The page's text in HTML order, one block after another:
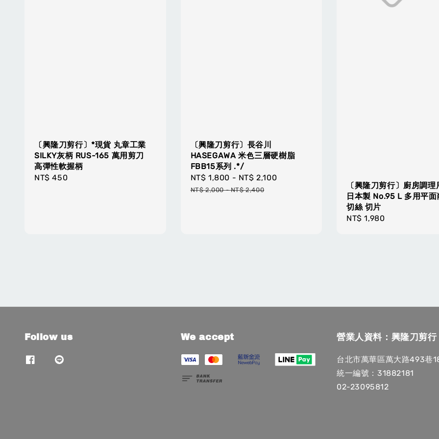
〔興隆刀剪行〕*現貨 丸章工業
SILKY灰柄 RUS-165 萬用剪刀
高彈性軟握柄
Regular
NT$ 450
〔興隆刀剪行〕長谷川
HASEGAWA 米色三層硬樹脂
FBB15系列 .*/
Sale
price
NT$ 1,800 - NT$ 2,100
NT$ 2,000-NT$ 2,400
〔興隆刀剪行〕廚房調理
日本製 No.95 L 多用平
切絲 切片
Regular
NT$ 1,980
Follow us We accept 營業人資料：興隆刀剪行
台北市萬華區萬大路493巷
統一編號：31882181
02-23095812